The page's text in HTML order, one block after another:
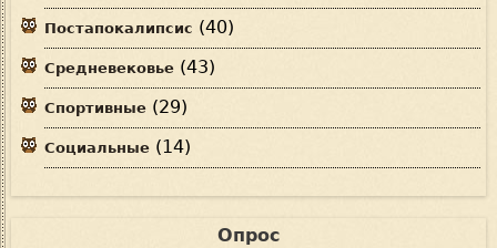
Постапокалипсис (40)
Средневековье (43)
Спортивные (29)
Социальные (14)
Опрос